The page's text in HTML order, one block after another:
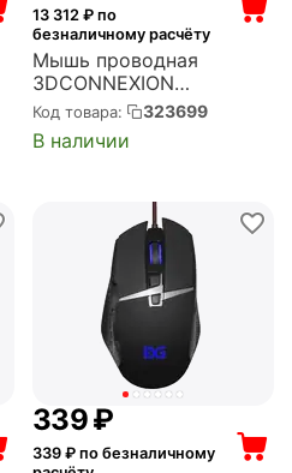
13 312 ₽ по
безналичному расчёту
Мышь проводная
3DCONNEXION
CadMouse Pro USB, 7200
dpi, оптическая, чёрная
(3DX-700080)
Код товара: 323699
В наличии
‍339‍₽
339₽ по безналичному